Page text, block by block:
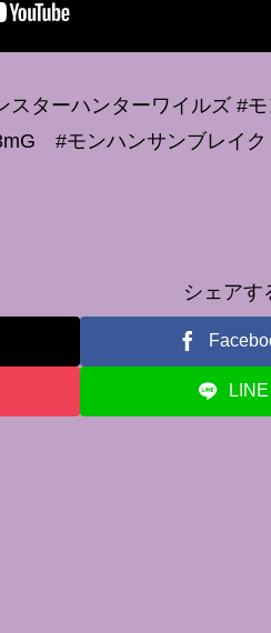
スターハンターワイルズ #
#モンハンサンブレイ
シェアす
LINE